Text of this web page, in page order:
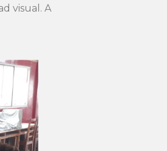
visual. A